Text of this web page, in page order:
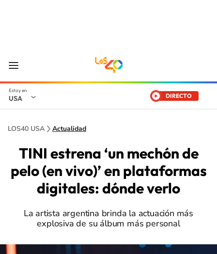
USA DIRECTO
LOS40 USA Actualidad
TINI estrena ‘un mechón de
pelo (en vivo)’ en plataformas
digitales: dónde verlo
La artista argentina brinda la actuación más
explosiva de su álbum más personal